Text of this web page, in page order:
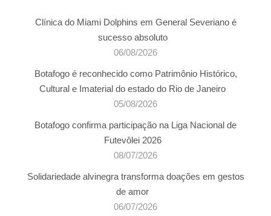
Clínica do Miami Dolphins em General Severiano é
sucesso absoluto
06/08/2026
Botafogo é reconhecido como Patrimônio Histórico,
Cultural e Imaterial do estado do Rio de Janeiro
05/08/2026
Botafogo confirma participação na Liga Nacional de
Futevôlei 2026
08/07/2026
Solidariedade alvinegra transforma doações em gestos
de amor
06/07/2026